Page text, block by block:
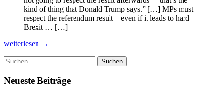
kind of thing that Donald Trump says.” […] MPs must
respect the referendum result – even if it leads to hard
Brexit … […]
…
Cooper
Or
weiterlesen →
Suchen
nach:
Neueste Beiträge